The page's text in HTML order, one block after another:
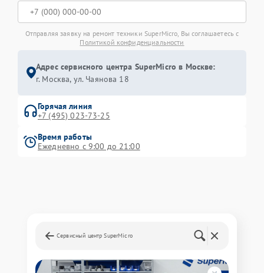
Отправляя заявку на ремонт техники SuperMicro, Вы соглашаетесь с
Политикой конфиденциальности
Адрес сервисного центра SuperMicro в Москве:
г. Москва, ул. Чаянова 18
Горячая линия
+7 (495) 023-73-25
Время работы
Ежедневно с 9:00 до 21:00
Сервисный центр SuperMicro